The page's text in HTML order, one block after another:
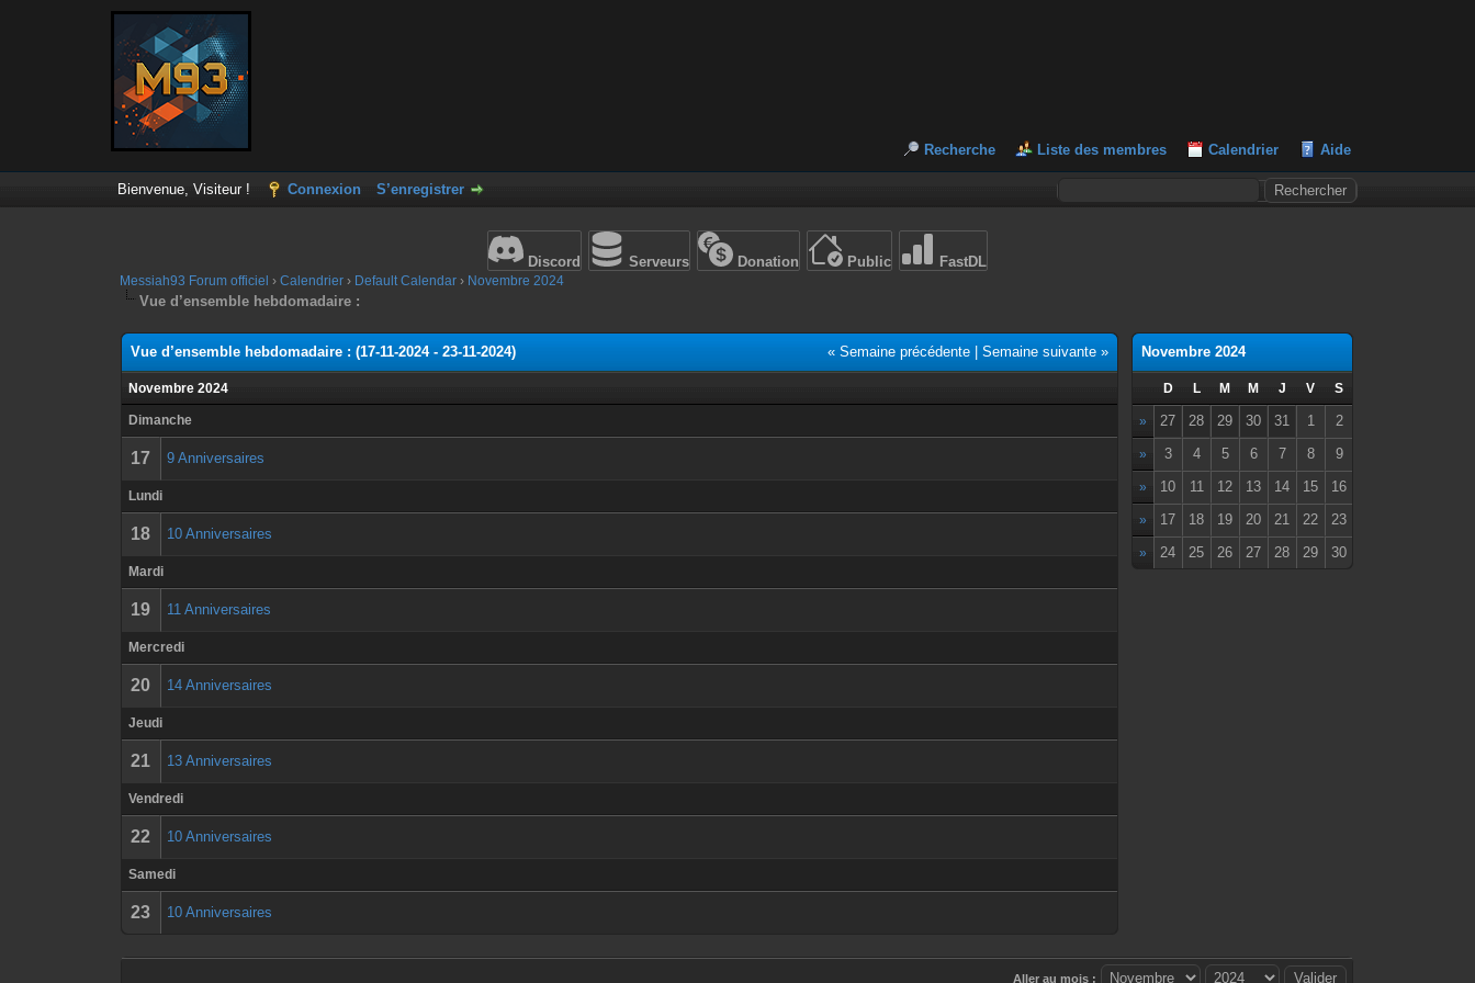
Recherche Liste des membres Calendrier Aide
Bienvenue, Visiteur ! Connexion S’enregistrer
Discord Serveurs Donation Public FastDL
Messiah93 Forum officiel ›Calendrier › Default Calendar › Novembre 2024
Vue d’ensemble hebdomadaire :
« Semaine précédente |Semaine suivante »
Vue d’ensemble hebdomadaire : (17-11-2024 - 23-11-2024)
Novembre 2024
Dimanche
17 9 Anniversaires
Lundi
18 10 Anniversaires
Mardi
19 11 Anniversaires
Mercredi
20 14 Anniversaires
Jeudi
21 13 Anniversaires
Vendredi
22 10 Anniversaires
Samedi
23 10 Anniversaires
Novembre 2024
D L M M J V S
» 27 28 29 30 31 1 2
» 3 4 5 6 7 8 9
» 10 11 12 13 14 15 16
» 17 18 19 20 21 22 23
» 24 25 26 27 28 29 30
Aller au mois :